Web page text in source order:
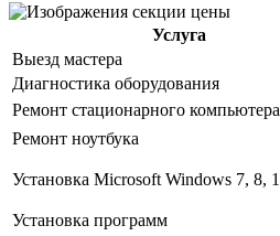
Услуга
Выезд мастера
Диагностика оборудования
Ремонт стационарного компьютера
Ремонт ноутбука
Установка Microsoft Windows 7, 8,
Установка программ